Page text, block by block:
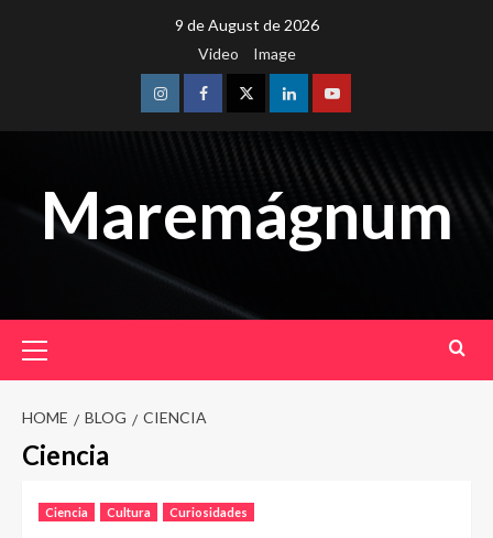
9 de August de 2026
Video
Image
InstagramFacebookTwitterLinkedinYoutube
Maremágnum
Menu
HOME BLOG CIENCIA
Ciencia
Ciencia Cultura Curiosidades